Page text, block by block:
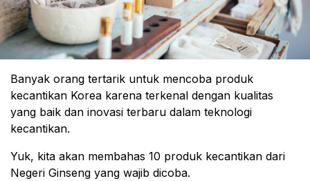
Banyak orang tertarik untuk mencoba produk
kecantikan Korea karena terkenal dengan kualitas
yang baik dan inovasi terbaru dalam teknologi
kecantikan.
Yuk, kita akan membahas 10 produk kecantikan dari
Negeri Ginseng yang wajib dicoba.